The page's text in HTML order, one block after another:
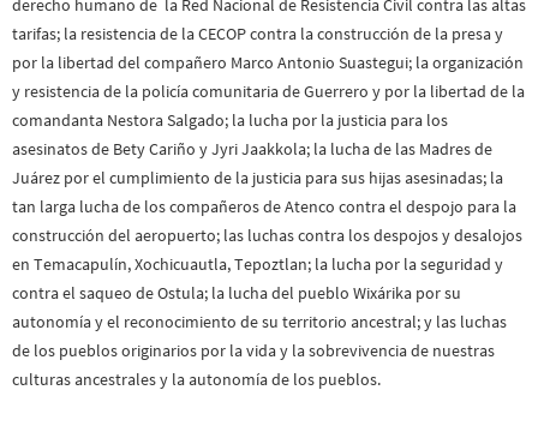
derecho humano de la Red Nacional de Resistencia Civil contra las altas
tarifas; la resistencia de la CECOP contra la construcción de la presa y
por la libertad del compañero Marco Antonio Suastegui; la organización
y resistencia de la policía comunitaria de Guerrero y por la libertad de la
comandanta Nestora Salgado; la lucha por la justicia para los
asesinatos de Bety Cariño y Jyri Jaakkola; la lucha de las Madres de
Juárez por el cumplimiento de la justicia para sus hijas asesinadas; la
tan larga lucha de los compañeros de Atenco contra el despojo para la
construcción del aeropuerto; las luchas contra los despojos y desalojos
en Temacapulín, Xochicuautla, Tepoztlan; la lucha por la seguridad y
contra el saqueo de Ostula; la lucha del pueblo Wixárika por su
autonomía y el reconocimiento de su territorio ancestral; y las luchas
de los pueblos originarios por la vida y la sobrevivencia de nuestras
culturas ancestrales y la autonomía de los pueblos.